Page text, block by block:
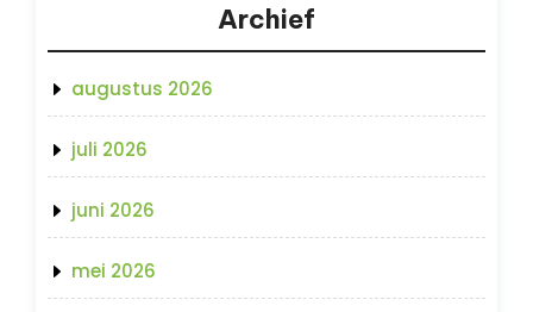
Archief
augustus 2026
juli 2026
juni 2026
mei 2026